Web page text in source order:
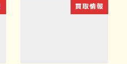
買取情報